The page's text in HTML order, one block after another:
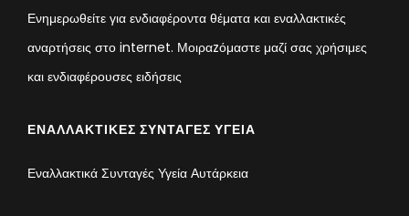
Ενημερωθείτε για ενδιαφέροντα θέματα και εναλλακτικές
αναρτήσεις στο internet. Μοιραzόμαστε μαζί σας χρήσιμες
και ενδιαφέρουσες ειδήσεις
ΕΝΑΛΛΑΚΤΙΚΈΣ ΣΥΝΤΑΓΈΣ ΥΓΕΊΑ
Εναλλακτικά Συνταγές Υγεία Αυτάρκεια